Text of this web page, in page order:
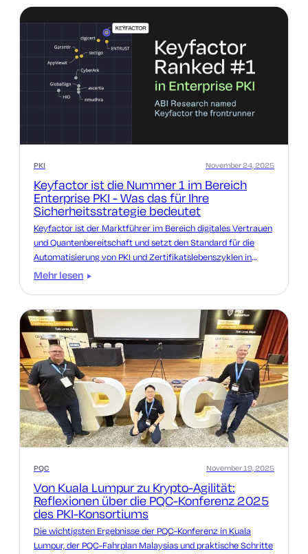
PKI
Keyfactor ist die Nummer 1 im Bereich
Enterprise PKI - Was das für Ihre
Sicherheitsstrategie bedeutet
November 24, 2025
Keyfactor ist der Marktführer im Bereich digitales Vertrauen
und Quantenbereitschaft und setzt den Standard für die
Automatisierung von PKI und Zertifikatslebenszyklen in
Unternehmen.
Mehr lesen
PQC
Von Kuala Lumpur zu Krypto-Agilität:
Reflexionen über die PQC-Konferenz 2025
des PKI-Konsortiums
November 19, 2025
Die wichtigsten Ergebnisse der PQC-Konferenz in Kuala
Lumpur, der PQC-Fahrplan Malaysias und praktische Schritte